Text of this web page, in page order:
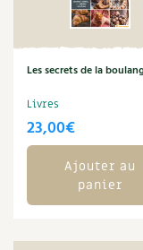
Carnets de saison
Compléments
Actualités
Vidéos et
Les secrets de la
Livres
23,00€
Ajouter au
panier